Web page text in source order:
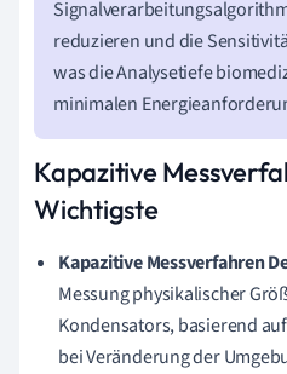
reduzieren und die
was die Analysetiefe
minimalen
Kapazitive
Wichtigste
Kapazitive Messverfahren
Messung physikalischer
Kondensators, basierend
bei Veränderung der